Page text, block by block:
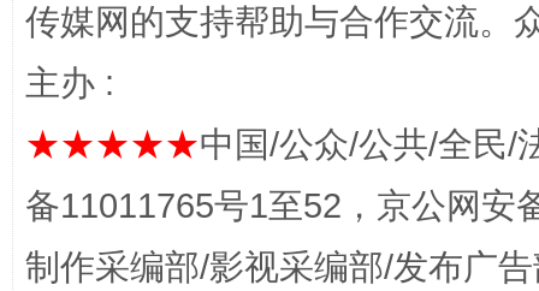
传媒网的支持帮助与合作交流。
主办 :
★★★★★中国/公众/公共/全民/
备11011765号1至52，京公网安
制作采编部/影视采编部/发布广